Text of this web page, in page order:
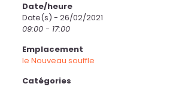
Date/heure
Date(s) - 26/02/2021
09:00 - 17:00
Emplacement
le Nouveau souffle
Catégories